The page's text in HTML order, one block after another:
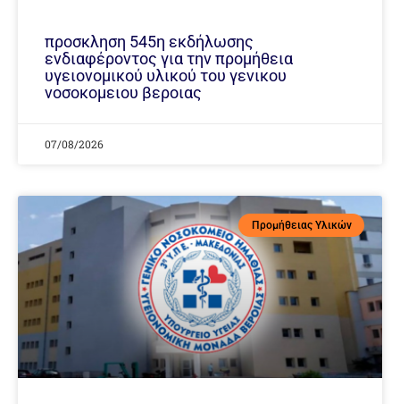
προσκληση 545η εκδήλωσης
ενδιαφέροντος για την προμήθεια
υγειονομικού υλικού του γενικου
νοσοκομειου βεροιας
07/08/2026
Προμήθειας Υλικών